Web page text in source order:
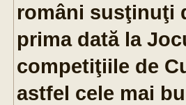
români susţinuţi
prima dată la
competiţiile de
astfel cele mai